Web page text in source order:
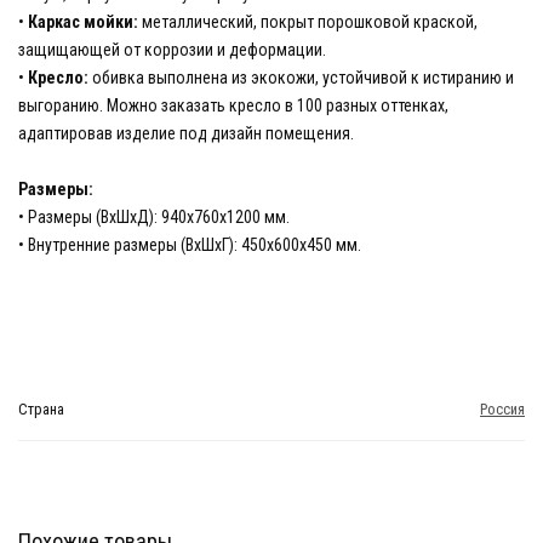
• Каркас мойки: металлический, покрыт порошковой краской,
защищающей от коррозии и деформации.
• Кресло: обивка выполнена из экокожи, устойчивой к истиранию и
выгоранию. Можно заказать кресло в 100 разных оттенках,
адаптировав изделие под дизайн помещения.
Размеры:
• Размеры (ВхШхД): 940х760х1200 мм.
• Внутренние размеры (ВхШхГ): 450х600х450 мм.
Страна Россия